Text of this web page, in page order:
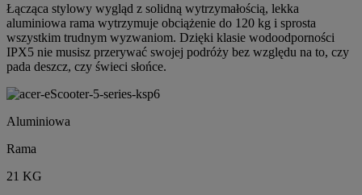
Łącząca stylowy wygląd z solidną wytrzymałością, lekka
aluminiowa rama wytrzymuje obciążenie do 120 kg i sprosta
wszystkim trudnym wyzwaniom. Dzięki klasie wodoodporności
IPX5 nie musisz przerywać swojej podróży bez względu na to, czy
pada deszcz, czy świeci słońce.
Aluminiowa
Rama
21 KG